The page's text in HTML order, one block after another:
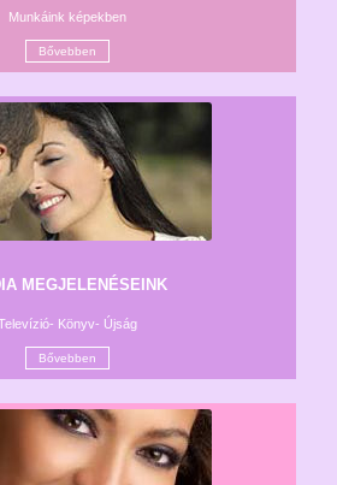
Munkáink képekben
Bővebben
MEGJELENÉSEINK
Könyv- Újság
Bővebben